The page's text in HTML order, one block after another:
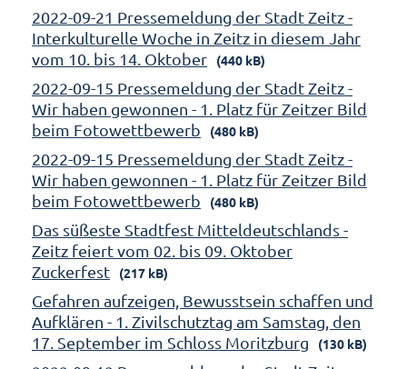
2022-09-21 Pressemeldung der Stadt Zeitz -
Interkulturelle Woche in Zeitz in diesem Jahr
vom 10. bis 14. Oktober
(440 kB)
2022-09-15 Pressemeldung der Stadt Zeitz -
Wir haben gewonnen - 1. Platz für Zeitzer Bild
beim Fotowettbewerb
(480 kB)
2022-09-15 Pressemeldung der Stadt Zeitz -
Wir haben gewonnen - 1. Platz für Zeitzer Bild
beim Fotowettbewerb
(480 kB)
Das süßeste Stadtfest Mitteldeutschlands -
Zeitz feiert vom 02. bis 09. Oktober
Zuckerfest
(217 kB)
Gefahren aufzeigen, Bewusstsein schaffen und
Aufklären - 1. Zivilschutztag am Samstag, den
17. September im Schloss Moritzburg
(130 kB)